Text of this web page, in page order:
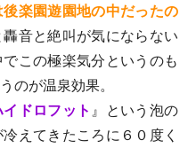
後楽園遊園地の中だったの
音と絶叫が気にならない
この極楽気分というのも
のが温泉効果。
イドロフット 』という泡の
えてきたころに６０度く